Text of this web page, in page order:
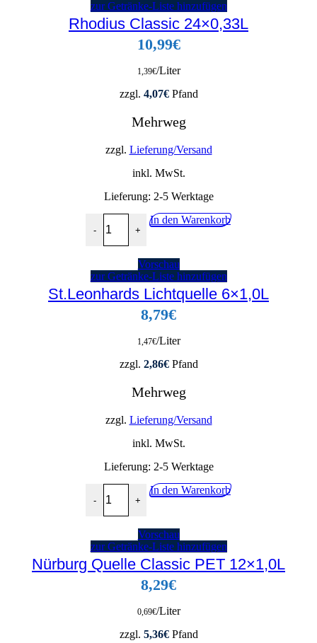
zur Getränke-Liste hinzufügen
Rhodius Classic 24×0,33L
10,99€
1,39€/Liter
zzgl. 4,07€Pfand
Mehrweg
zzgl. Lieferung/Versand
inkl. MwSt.
Lieferung: 2-5 Werktage
-
Rhodius Classic 24x0,33L Menge
+
In den Warenkorb
Vorschau
zur Getränke-Liste hinzufügen
St.Leonhards Lichtquelle 6×1,0L
8,79€
1,47€/Liter
zzgl. 2,86€Pfand
Mehrweg
zzgl. Lieferung/Versand
inkl. MwSt.
Lieferung: 2-5 Werktage
-
St.Leonhards Lichtquelle 6x1,0L Menge
+
In den Warenkorb
Vorschau
zur Getränke-Liste hinzufügen
Nürburg Quelle Classic PET 12×1,0L
8,29€
0,69€/Liter
zzgl. 5,36€Pfand